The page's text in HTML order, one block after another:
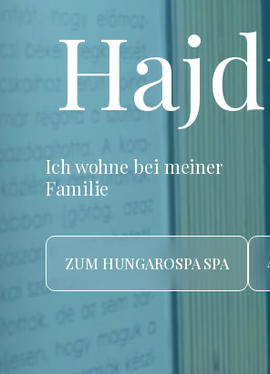
Ich wohne bei meiner
Familie
ZUM HUNGAROSPA SPA